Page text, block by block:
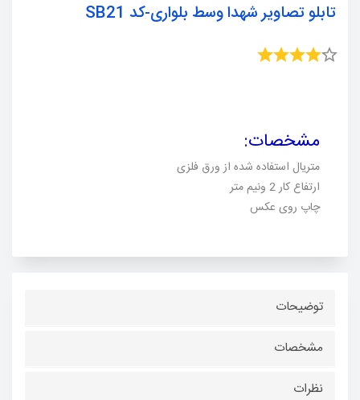
تابلو تصاویر شهدا وسط بلواری-کد SB21
مشخصات:
متریال استفاده شده از ورق فلزی
ارتفاع کار 2 ونیم متر
چاپ روی عکس
توضیحات
مشخصات
نظرات